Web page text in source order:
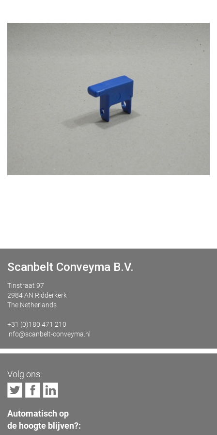
Scanbelt Conveyma B.V.
Tinstraat 97
2984 AN Ridderkerk
The Netherlands
+31 (0)180 471 210
info@scanbelt-conveyma.nl
Volg ons:
Automatisch op
de hoogte blijven?: